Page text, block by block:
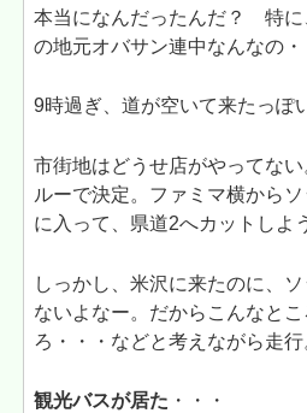
本当になんだったんだ？ 特に
の地元オバサン連中なんなの・
9時過ぎ、道が空いて来たっぽ
市街地はどうせ店がやってな
ルーで決定。ファミマ横から
に入って、県道2へカットしよ
しっかし、米沢に来たのに、
ないよなー。だからこんなと
ろ・・・などと考えながら走行
観光バスが居た ・・・